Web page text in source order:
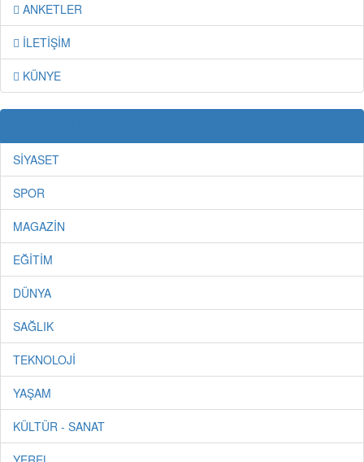
ANKETLER
İLETİŞİM
KÜNYE
SİYASET
SPOR
MAGAZİN
EĞİTİM
DÜNYA
SAĞLIK
TEKNOLOJİ
YAŞAM
KÜLTÜR - SANAT